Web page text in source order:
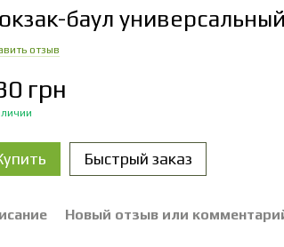
баул
отзыв
грн
Быстрый заказ
Новый отзыв или